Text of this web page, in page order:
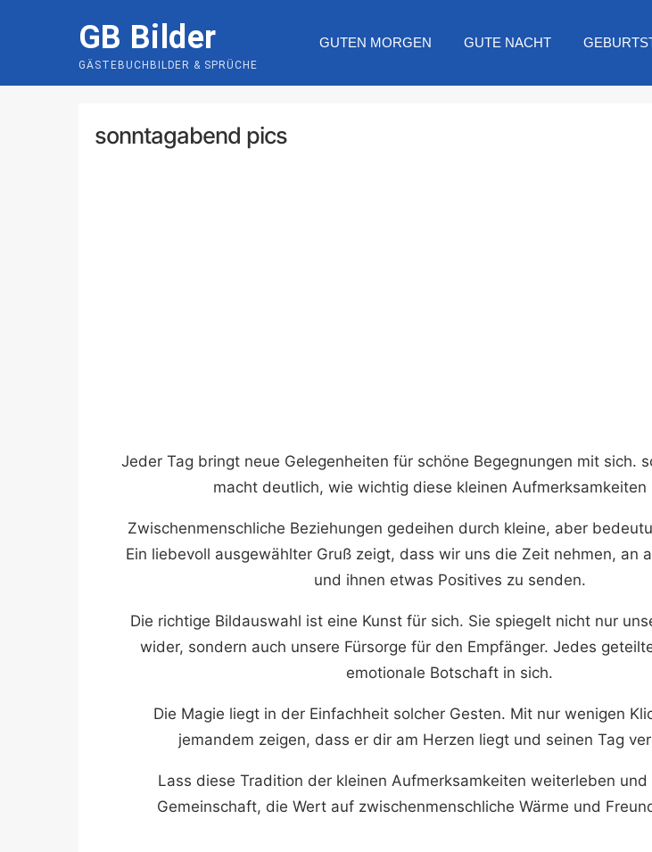
GB Bilder
GÄSTEBUCHBILDER & SPRÜCHE
GUTEN MORGEN GUTE NACHT
sonntagabend pics
Jeder Tag bringt neue Gelegenheiten für schöne Begegnungen mit sich.
macht deutlich, wie wichtig diese kleinen Aufmerksamkeiten
Zwischenmenschliche Beziehungen gedeihen durch kleine, aber
Ein liebevoll ausgewählter Gruß zeigt, dass wir uns die Zeit nehmen, an
und ihnen etwas Positives zu senden.
Die richtige Bildauswahl ist eine Kunst für sich. Sie spiegelt nicht nur
wider, sondern auch unsere Fürsorge für den Empfänger. Jedes
emotionale Botschaft in sich.
Die Magie liegt in der Einfachheit solcher Gesten. Mit nur wenigen
jemandem zeigen, dass er dir am Herzen liegt und seinen Tag
Lass diese Tradition der kleinen Aufmerksamkeiten weiterleben und
Gemeinschaft, die Wert auf zwischenmenschliche Wärme und